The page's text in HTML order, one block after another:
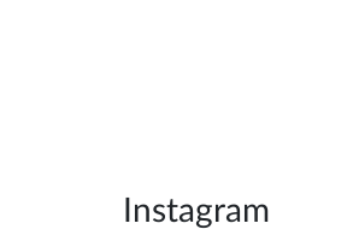
Instagram